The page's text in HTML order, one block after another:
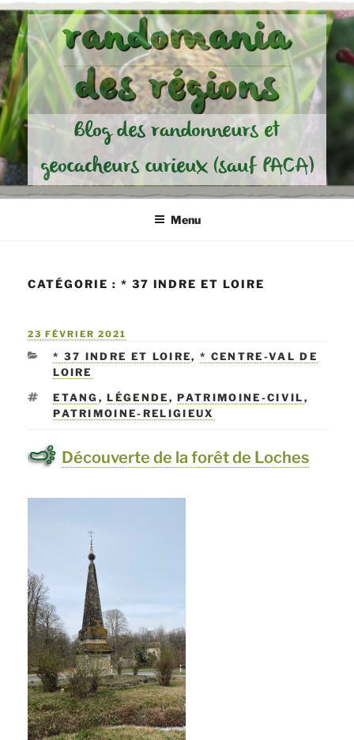
Aller
au
contenu
principal
randomania
des régions
Blog des randonneurs et
geocacheurs curieux (sauf PACA)
Menu
CATÉGORIE : * 37 INDRE ET LOIRE
PUBLIÉ
23 FÉVRIER 2021
CATÉGORIES
* 37 INDRE ET LOIRE,* CENTRE-VAL DE
LOIRE
ÉTIQUETTES
ETANG ,LÉGENDE ,PATRIMOINE-CIVIL ,
PATRIMOINE-RELIGIEUX
Découverte de la forêt de Loches